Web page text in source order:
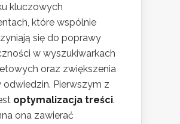
kluczowych
które wspólnie
się do poprawy
w wyszukiwarkach
oraz zwiększenia
odwiedzin. Pierwszym z
optymalizacja treści.
ona zawierać